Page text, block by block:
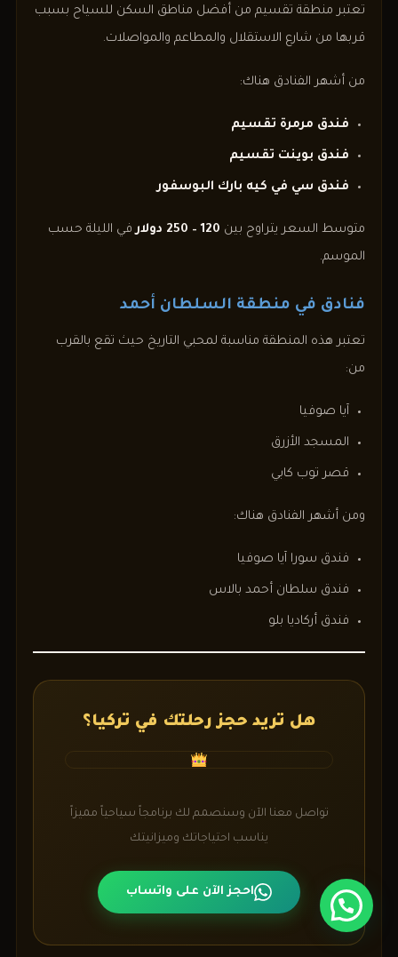
تعتبر منطقة تقسيم من أفضل مناطق السكن للسياح بسبب
قربها من شارع الاستقلال والمطاعم والمواصلات.
من أشهر الفنادق هناك:
فندق مرمرة تقسيم
فندق بوينت تقسيم
فندق سي في كيه بارك البوسفور
متوسط السعر يتراوح بين 120 – 250 دولار
في الليلة حسب
الموسم.
فنادق في منطقة السلطان أحمد
تعتبر هذه المنطقة مناسبة لمحبي التاريخ حيث تقع بالقرب
من:
آيا صوفيا
المسجد الأزرق
قصر توب كابي
ومن أشهر الفنادق هناك:
فندق سورا آيا صوفيا
فندق سلطان أحمد بالاس
فندق أركاديا بلو
هل تريد حجز رحلتك في تركيا؟
تواصل معنا الآن وسنصمم لك برنامجاً سياحياً مميزاً
يناسب احتياجاتك وميزانيتك
احجز الآن على واتساب